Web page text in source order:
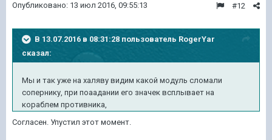
#12
Опубликовано: 13 июл 2016, 09:55:13
В 13.07.2016 в 08:31:28 пользователь RogerYar
сказал:
Мы и так уже на халяву видим какой модуль сломали
сопернику, при поаадании его значек всплывает на
кораблем противника,
Согласен. Упустил этот момент.